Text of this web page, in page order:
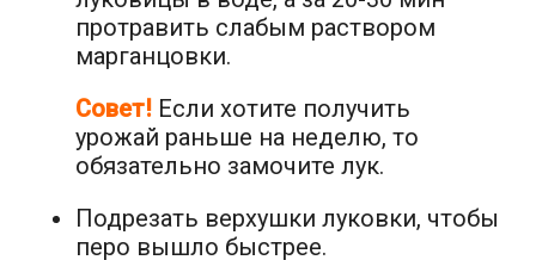
протравить слабым раствором
марганцовки.
Совет! Если хотите получить
урожай раньше на неделю, то
обязательно замочите лук.
Подрезать верхушки луковки, чтобы
перо вышло быстрее.